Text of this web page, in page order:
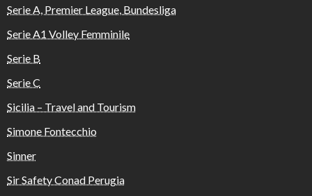
Serie A, Premier League, Bundesliga
Serie A1 Volley Femminile
Serie B
Serie C
Sicilia – Travel and Tourism
Simone Fontecchio
Sinner
Sir Safety Conad Perugia